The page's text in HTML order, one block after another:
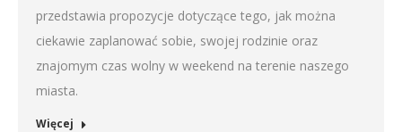
przedstawia propozycje dotyczące tego, jak można
ciekawie zaplanować sobie, swojej rodzinie oraz
znajomym czas wolny w weekend na terenie naszego
miasta.
Więcej